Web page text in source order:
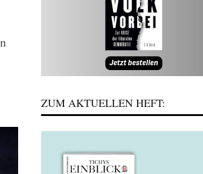
ZUM AKTUELLEN HEFT: